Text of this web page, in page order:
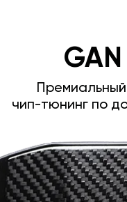
GAN
чип-тюнинг по